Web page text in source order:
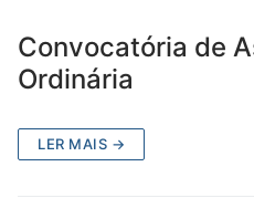
Convocatória de
Ordinária
LER MAIS →